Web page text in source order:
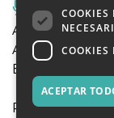
Música,
ANCHE NOI
ANTONELLA
Resto a lungo
COOKIES
COOKIES
ACEPTAR